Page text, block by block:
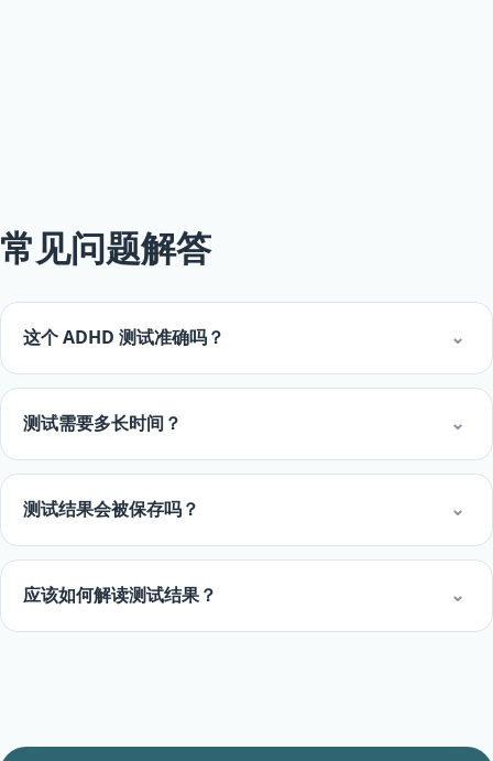
常见问题解答
这个 ADHD 测试准确吗？ ⌄
测试需要多长时间？ ⌄
测试结果会被保存吗？ ⌄
应该如何解读测试结果？ ⌄